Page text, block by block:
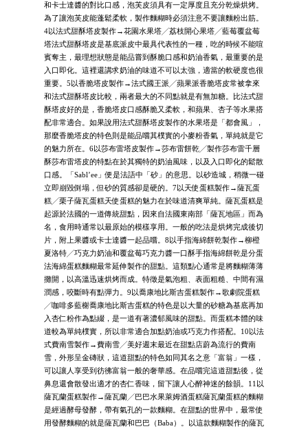
和卡士達醬的對比口感，泡芙皮須具有一定厚度且充分乾燥烘烤。
為了讓泡芙皮能蓬鬆柔軟，製作麵糊時必須注意不要讓麵粉出筋。
4以法式甜酥塔皮製作→花園水果塔╱荔枝開心果塔╱藍莓覆盆莓
塔法式甜酥塔皮是基底派皮中最具代表性的一種，吃的時候不能喧
賓奪主，最理想狀態是能品嘗到酥脆口感和奶油香氣，最重要的是
入口即化。這裡還講求奶油的味道不可以太強，適當的軟硬度也很
重要。5以香脆塔皮製作→法式國王派╱蘋果派香脆塔皮常被拿來
和法式甜酥塔皮比較，兩者最大的不同點就是有無加糖。比法式甜
酥塔皮好的是，香脆塔皮口感酥脆又柔軟，和蘋果、杏子等水果搭
配非常適合。如果說用法式甜酥塔皮製作的水果塔是「都會風」，
那麼香脆塔皮的特色則是能品嚐其樸實的小麥粉香氣，單純就是它
的魅力所在。6以莎布雷塔皮製作→莎布雷餅乾╱製作莎布雷千層
酥莎布雷塔皮的特點在於其獨特的奶油風味，以及入口即化的鬆散
口感。「Sabl’ee」便是法語中「砂」的意思。以砂造城，稍微一碰
立即崩毀倒塌，但砂的質感卻是硬的。7以天使蛋糕製作→薩瓦蛋
糕╱栗子薩瓦蛋糕天使蛋糕的魅力在於味道清爽單純。薩瓦蛋糕是
起源於法國的一道傳統甜點，因來自法國東南部「薩瓦地區」而為
名，食用時通常以最原始的模樣享用。一般的吃法是烘烤完成後切
片，附上果醬或卡士達醬一起品嚐。8以手指海綿餅乾製作→柳橙
夏洛特╱巧克力奶油和覆盆莓巧克力醬一口酥手指海綿餅乾是分蛋
法海綿蛋糕麵糊最常延伸製作的甜點。這類點心通常是將麵糊薄薄
攤開，以高溫迅速烘烤而成。特徵是氣泡粗、表面粗糙、中間有濕
潤感，咬斷時有點彈力。9以喬康地比斯吉蛋糕製作→歌劇院蛋糕
╱咖啡多藍榭喬康地比斯吉蛋糕的特色是以大量的砂糖為基底再加
入杏仁粉作為點綴，是一道有著濃郁風味的甜點。而蛋糕本體的味
道較為單純樸實，所以非常適合加點奶油或巧克力作搭配。10以法
式費南雪製作→費南雪╱美好週末最近在甜點店蔚為流行的費南
雪，外形呈金磚狀，這道甜點的特色如同其名之意「富翁」一樣，
可以讓人享受到彷彿富翁一般的奢華感。在品嚐完這道甜點後，從
鼻息還會散發出適才的杏仁香味，留下讓人心醉神迷的餘韻。11以
薩瓦蘭蛋糕製作→薩瓦蘭╱巴巴水果萊姆酒蛋糕薩瓦蘭蛋糕的麵糊
是經過酵母發酵，帶有氣孔的一款麵糊。在甜點的世界中，最常使
用發酵麵糊的就是薩瓦蘭和巴巴（Baba）。以這款麵糊製作的薩瓦